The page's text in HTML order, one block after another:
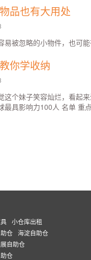
品也有大用处
易被忽略的小物件，也可
你学收纳
这个妹子笑容灿烂，看起
最具影响力100人 名单 重
小仓库出租
仓
海淀自助仓
自助仓
仓